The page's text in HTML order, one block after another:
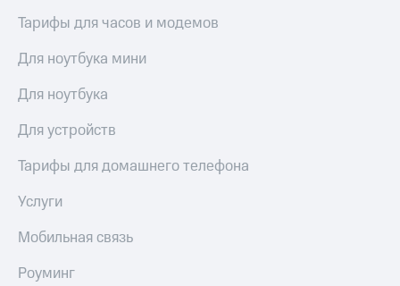
Тарифы для часов и модемов
Для ноутбука мини
Для ноутбука
Для устройств
Тарифы для домашнего телефона
Услуги
Мобильная связь
Роуминг